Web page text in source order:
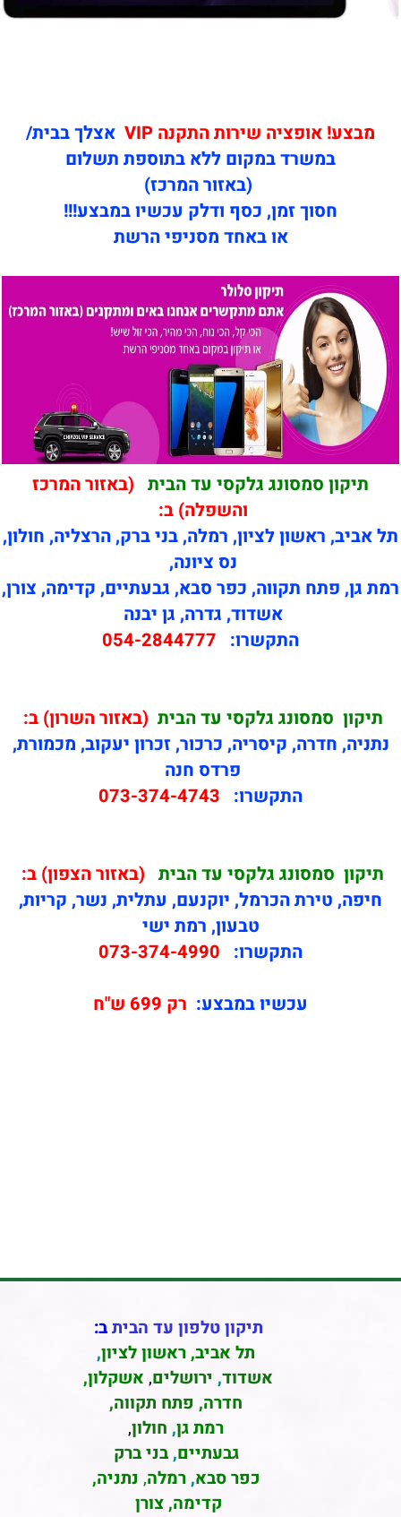
מבצע! אופציה שירות התקנה VIP
אצלך בבית/
במשרד במקום ללא בתוספת תשלום
(באזור המרכז)
חסוך זמן, כסף ודלק עכשיו במבצע!!!
או באחד מסניפי הרשת
תיקון סמסונג גלקסי עד הבית (באזור המרכז
והשפלה) ב:
תל אביב, ראשון לציון, רמלה, בני ברק, הרצליה, חולון,
נס ציונה,
רמת גן, פתח תקווה, כפר סבא, גבעתיים, קדימה, צורן,
אשדוד, גדרה, גן יבנה
התקשרו: 054-2844777
תיקון סמסונג גלקסי עד הבית (באזור השרון) ב:
נתניה, חדרה, קיסריה, כרכור, זכרון יעקוב, מכמורת,
פרדס חנה
התקשרו: 073-374-4743
תיקון סמסונג גלקסי עד הבית (באזור הצפון) ב:
חיפה, טירת הכרמל, יוקנעם, עתלית, נשר, קריות,
טבעון, רמת ישי
התקשרו: 073-374-4990
עכשיו במבצע: רק 699 ש"ח
תיקון טלפון עד הביתב:
תל אביב, ראשון לציון,
אשדוד, ירושלים, אשקלון,
חדרה, פתח תקווה,
רמת גן, חולון,
גבעתיים,בני ברק
כפר סבא,רמלה, נתניה,
קדימה, צורן